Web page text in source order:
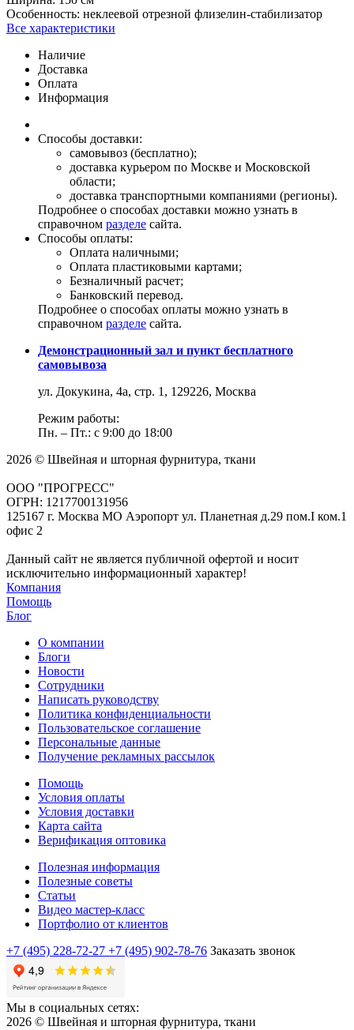
Особенность: неклеевой отрезной флизелин-стабилизатор
Все характеристики
Наличие
Доставка
Оплата
Информация
Способы доставки:
самовывоз (бесплатно);
доставка курьером по Москве и Московской
области;
доставка транспортными компаниями (регионы).
Подробнее о способах доставки можно узнать в
справочном разделе сайта.
Способы оплаты:
Оплата наличными;
Оплата пластиковыми картами;
Безналичный расчет;
Банковский перевод.
Подробнее о способах оплаты можно узнать в
справочном разделе сайта.
Демонстрационный зал и пункт бесплатного
самовывоза
ул. Докукина, 4а, стр. 1, 129226, Москва
Режим работы:
Пн. – Пт.: с 9:00 до 18:00
2026 © Швейная и шторная фурнитура, ткани
ООО "ПРОГРЕСС"
ОГРН: 1217700131956
125167 г. Москва МО Аэропорт ул. Планетная д.29 пом.I ком.1
офис 2
Данный сайт не является публичной офертой и носит
исключительно информационный характер!
Компания
Помощь
Блог
О компании
Блоги
Новости
Сотрудники
Написать руководству
Политика конфиденциальности
Пользовательское соглашение
Персональные данные
Получение рекламных рассылок
Помощь
Условия оплаты
Условия доставки
Карта сайта
Верификация оптовика
Полезная информация
Полезные советы
Статьи
Видео мастер-класс
Портфолио от клиентов
+7 (495) 228-72-27 +7 (495) 902-78-76 Заказать звонок
Мы в социальных сетях:
2026 © Швейная и шторная фурнитура, ткани